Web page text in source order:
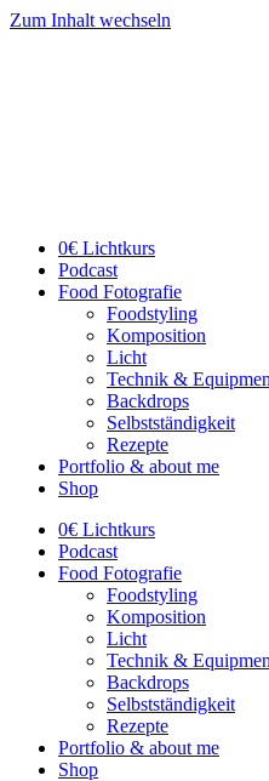
Zum Inhalt wechseln
0€ Lichtkurs
Podcast
Food Fotografie
Foodstyling
Komposition
Licht
Technik &
Backdrops
Selbstständigkeit
Rezepte
Portfolio & about me
Shop
0€ Lichtkurs
Podcast
Food Fotografie
Foodstyling
Komposition
Licht
Technik &
Backdrops
Selbstständigkeit
Rezepte
Portfolio & about me
Shop